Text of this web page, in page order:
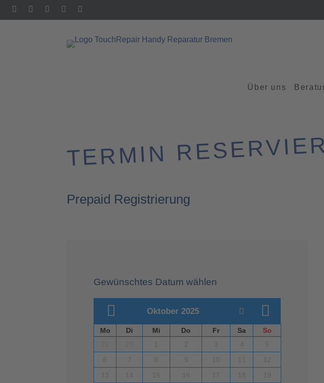
Über uns
TERMIN
Prepaid Registrierung
Gewünschtes Datum wählen
Oktober 2025
Mo Di Mi Do Fr Sa
So